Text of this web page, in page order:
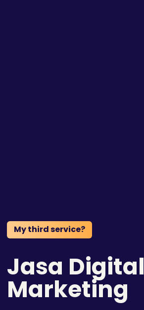
My third service?
Jasa Digital
Marketing